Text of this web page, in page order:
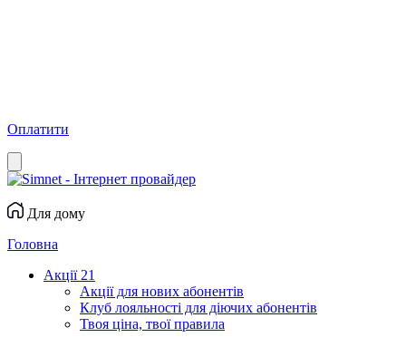
Оплатити
Для дому
Головна
Акції 21
Акції для нових абонентів
Клуб лояльності для діючих абонентів
Твоя ціна, твої правила